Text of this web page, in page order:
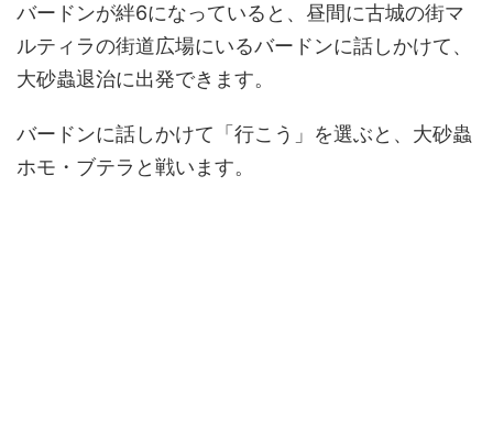
バードンが絆6になっていると、昼間に古城の街マ
ルティラの街道広場にいるバードンに話しかけて、
大砂蟲退治に出発できます。
バードンに話しかけて「行こう」を選ぶと、大砂蟲
ホモ・ブテラと戦います。